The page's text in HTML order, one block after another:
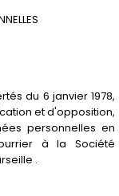
du 6 janvier 1978,
et d'opposition,
personnelles en
à la Société
.